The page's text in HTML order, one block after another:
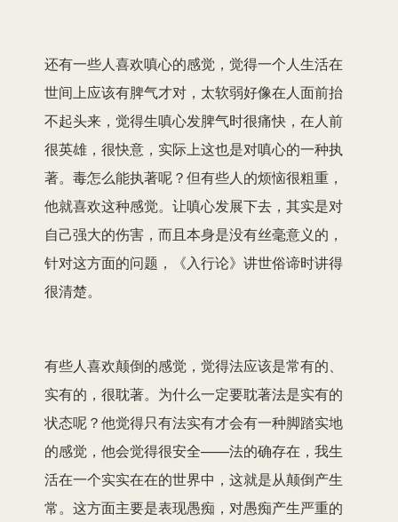
还有一些人喜欢嗔心的感觉，觉得一个人生活在
世间上应该有脾气才对，太软弱好像在人面前抬
不起头来，觉得生嗔心发脾气时很痛快，在人前
很英雄，很快意，实际上这也是对嗔心的一种执
著。毒怎么能执著呢？但有些人的烦恼很粗重，
他就喜欢这种感觉。让嗔心发展下去，其实是对
自己强大的伤害，而且本身是没有丝毫意义的，
针对这方面的问题，《入行论》讲世俗谛时讲得
很清楚。
有些人喜欢颠倒的感觉，觉得法应该是常有的、
实有的，很耽著。为什么一定要耽著法是实有的
状态呢？他觉得只有法实有才会有一种脚踏实地
的感觉，他会觉得很安全——法的确存在，我生
活在一个实实在在的世界中，这就是从颠倒产生
常。这方面主要是表现愚痴，对愚痴产生严重的